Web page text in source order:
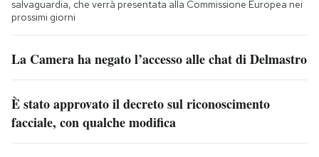
salvaguardia, che verrà presentata alla Commissione Europea nei
prossimi giorni
La Camera ha negato l’accesso alle chat di Delmastro
È stato approvato il decreto sul riconoscimento
facciale, con qualche modifica